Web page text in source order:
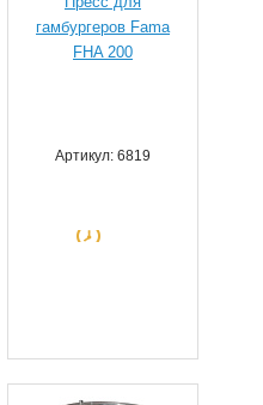
гамбургеров Fama
FHA 200
Артикул: 6819